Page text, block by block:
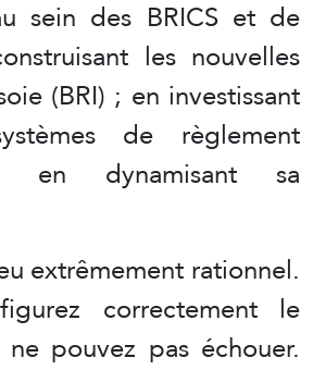
sein des BRICS et de
les nouvelles
(BRI) ; en investissant
de règlement
en dynamisant sa
extrêmement rationnel.
correctement le
pouvez pas échouer.